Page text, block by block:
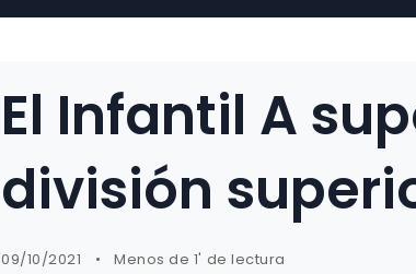
El Infantil A
división
09/10/2021 Menos de 1' de lectura